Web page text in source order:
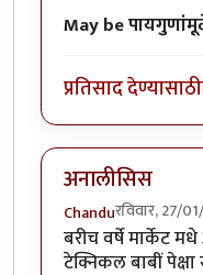
May be
प्रतिसाद देण्यासाठी
अनालीसिस
Chanduरविवार, 27/
बरीच वर्षे मार्केट
टेक्निकल बाबीं